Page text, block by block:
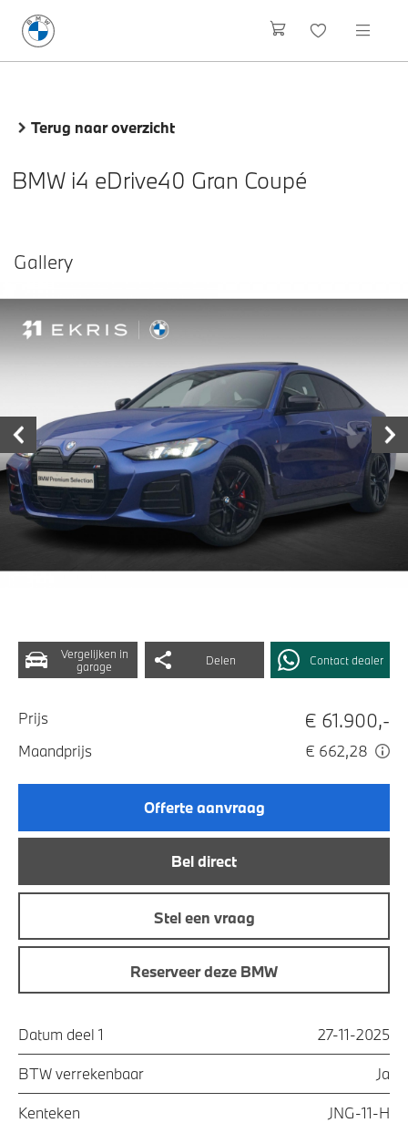
Terug naar overzicht
BMW i4 eDrive40 Gran Coupé
Vergelijken in
garage
Delen Contact dealer
Prijs € 61.900,-
Maandprijs € 662,28
Offerte aanvraag
Bel direct
Stel een vraag
Reserveer deze BMW
Datum deel 1 27-11-2025
BTW verrekenbaar Ja
Kenteken JNG-11-H
Gallery